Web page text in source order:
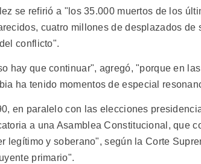
se refirió a "los 35.000 muertos de los
cuatro millones de desplazados
conflicto".
hay que continuar", agregó, "porque en
ha tenido momentos de especial
en paralelo con las elecciones
a una Asamblea Constitucional, que
legítimo y soberano", según la Corte
primario".